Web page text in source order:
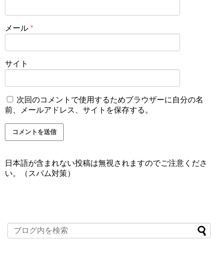
メール *
サイト
次回のコメントで使用するためブラウザーに自分の名
前、メールアドレス、サイトを保存する。
日本語が含まれない投稿は無視されますのでご注意くださ
い。（スパム対策）